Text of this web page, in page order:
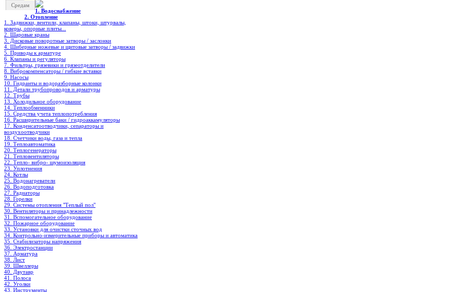
Средам
1. Водоснабжение
2. Отопление
1. Задвижки, вентили, клапаны, штоки, штурвалы,
коверы, опорные плиты...
2. Шаровые краны
3. Дисковые поворотные затворы / заслонки
4. Шиберные ножевые и щитовые затворы / задвижки
5. Приводы к арматуре
6. Клапаны и регуляторы
7. Фильтры, грязевики и грязеотделители
8. Виброкомпенсаторы / гибкие вставки
9. Насосы
10. Гидранты и водоразборные колонки
11. Детали трубопроводов и арматуры
12. Трубы
13. Холодильное oборудование
14. Теплообменники
15. Средства учета теплопотребления
16. Расширительные баки / гидроаккамуляторы
17. Конденсатоотводчики, сепараторы и
воздухоотводчики
18. Счетчики воды, газа и тепла
19. Теплоавтоматика
20. Теплогенераторы
21. Тепловентиляторы
22. Тепло- вибро- шумоизоляция
23. Уплотнения
24. Котлы
25. Водонагреватели
26. Водоподготовка
27. Радиаторы
28. Горелки
29. Системы отопления "Теплый пол"
30. Вентиляторы и принадлежности
31. Вспомогательное оборудование
32. Пожарное оборудование
33. Установки для очистки сточных вод
34. Контрольно-измерительные приборы и автоматика
35. Стабилизаторы напряжения
36. Электростанции
37. Арматура
38. Лист
39. Швеллеры
40. Двутавр
41. Полоса
42. Уголки
43. Инструменты